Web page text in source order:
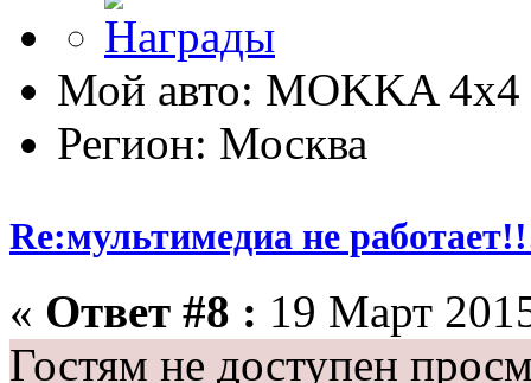
Мой авто: MOKKA 4x4
Регион: Москва
Re:мультимедиа не
« Ответ #8 : 19 Март
Гостям не доступен